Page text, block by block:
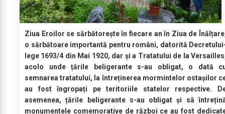
Ziua Eroilor se sărbătorește în fiecare an în Ziua de
o sărbătoare importantă pentru români, datorită
lege 1693/4 din Mai 1920, dar și a Tratatului de la
acolo unde țările beligerante s-au obligat, o dată
semnarea tratatului, la întreținerea mormintelor ostașilor
au fost îngropați pe teritoriile statelor respective.
asemenea, țările beligerante s-au obligat și să
monumentele comemorative de război ce au fost